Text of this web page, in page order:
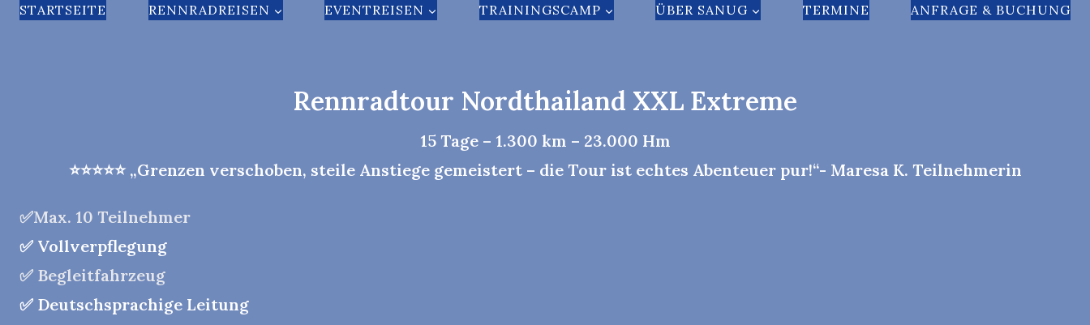
ZumSTARTSEITE RENNRADREISEN EVENTREISEN TRAININGSCAMP ÜBER SANUG TERMINE ANFRAGE & BUCHUNG
Rennradtour Nordthailand XXL Extreme
15 Tage – 1.300 km – 23.000 Hm
⭐⭐⭐⭐⭐ „Grenzen verschoben, steile Anstiege gemeistert – die Tour ist echtes Abenteuer pur!“- Maresa K. Teilnehmerin
✅Max. 10 Teilnehmer
✅ Vollverpflegung
✅ Begleitfahrzeug
✅ Deutschsprachige Leitung